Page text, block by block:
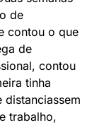
de
contou o que
de
contou
tinha
distanciassem
trabalho,